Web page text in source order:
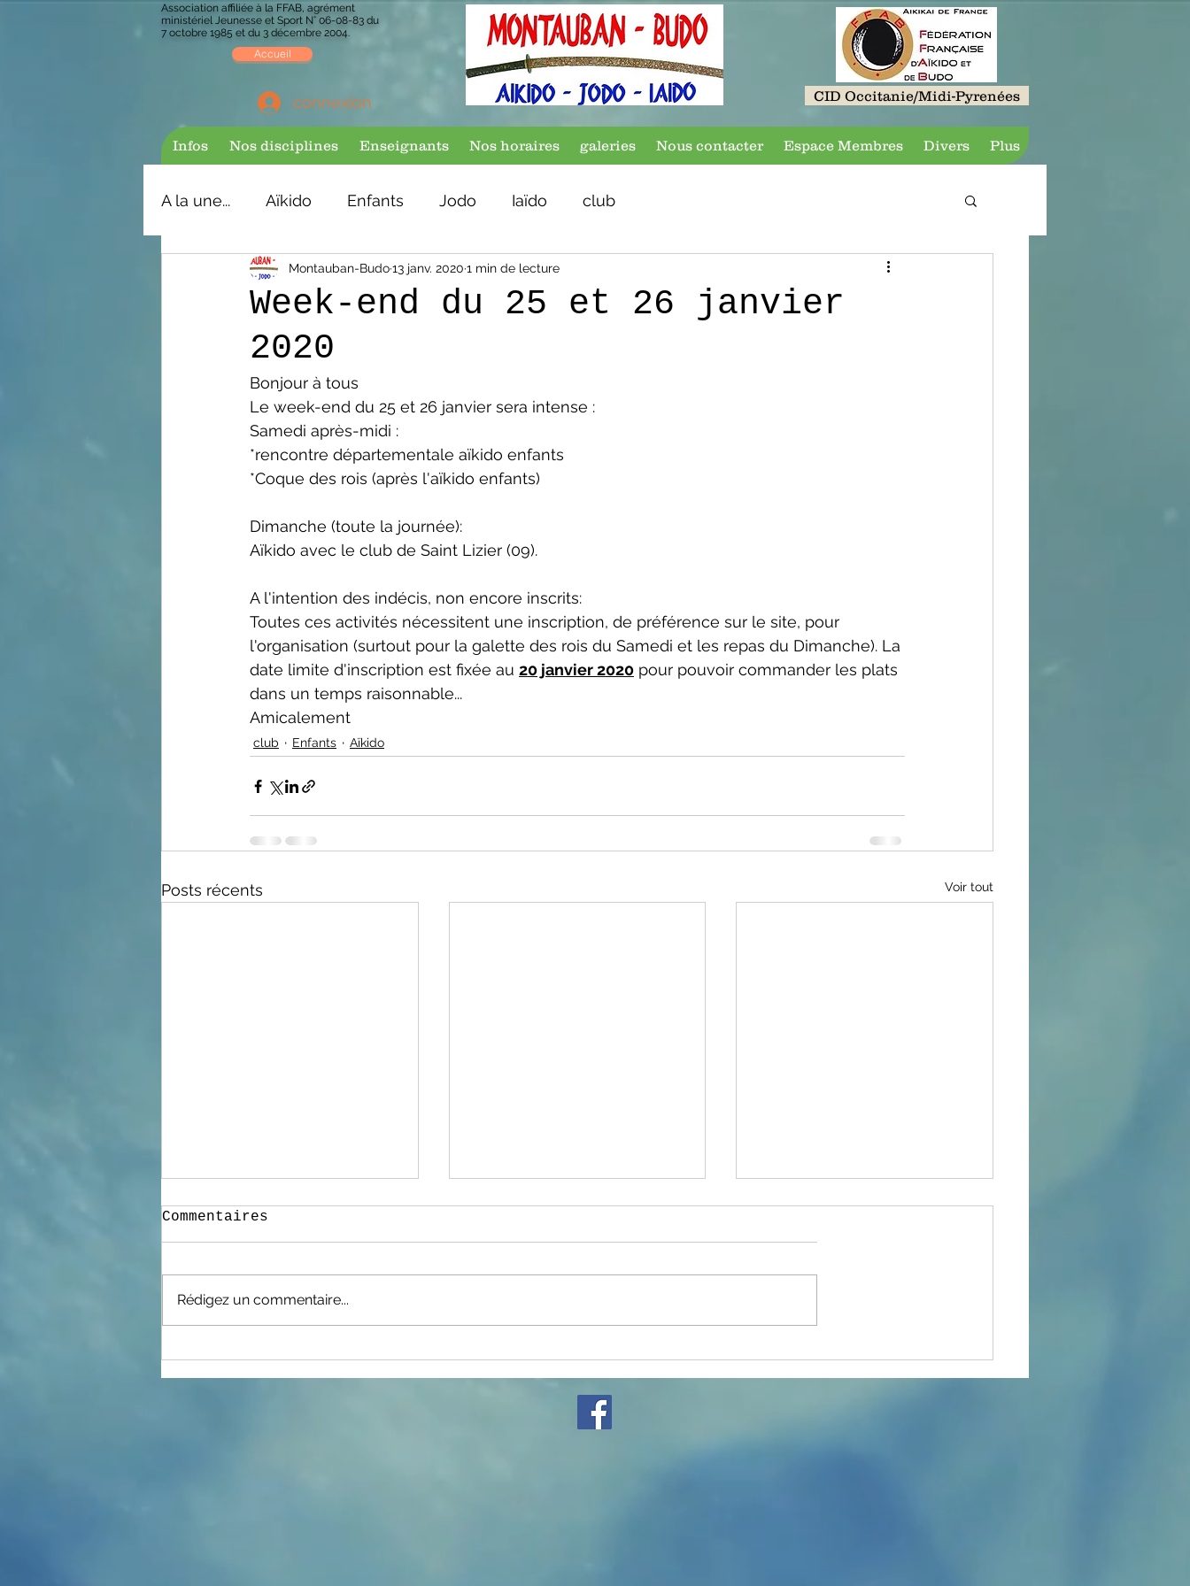
Association affiliée à la FFAB, agrément
ministériel Jeunesse et Sport N° 06-08-83 du
7 octobre 1985 et du 3 décembre 2004.
Accueil
connexion CID Occitanie/Midi-Pyrenées
Infos Nos disciplines Enseignants Nos horaires galeries Nous contacter Espace Membres Divers Plus
A la une... Aïkido Enfants Jodo Iaïdo club
Week-end du 25 et 26 janvier
2020
Montauban-Budo13 janv. 2020 1 min de lecture
Bonjour à tous
Le week-end du 25 et 26 janvier sera intense :
Samedi après-midi :
*rencontre départementale aïkido enfants
*Coque des rois (après l'aïkido enfants)
Dimanche (toute la journée):
Aïkido avec le club de Saint Lizier (09).
A l'intention des indécis, non encore inscrits:
Toutes ces activités nécessitent une inscription, de préférence sur le site, pour
l'organisation (surtout pour la galette des rois du Samedi et les repas du Dimanche). La
date limite d'inscription est fixée au 20 janvier 2020 pour pouvoir commander les plats
dans un temps raisonnable...
Amicalement
club Enfants Aïkido
Posts récents Voir tout
Fête des jeux 2024
Commentaires
Rédigez un commentaire...